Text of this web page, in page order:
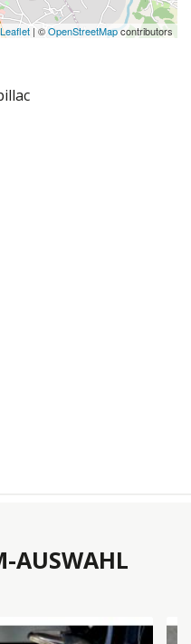
Leaflet | ©OpenStreetMapcontributors
AUSWAHL